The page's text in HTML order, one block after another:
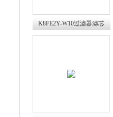
K8FE2Y-W10过滤器滤芯
K8FE3普优滤器